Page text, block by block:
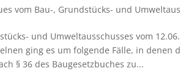
vom Bau-, Grundstücks- und
und Umweltausschusses vom
ging es um folgende Fälle, in denen
§ 36 des Baugesetzbuches zu...